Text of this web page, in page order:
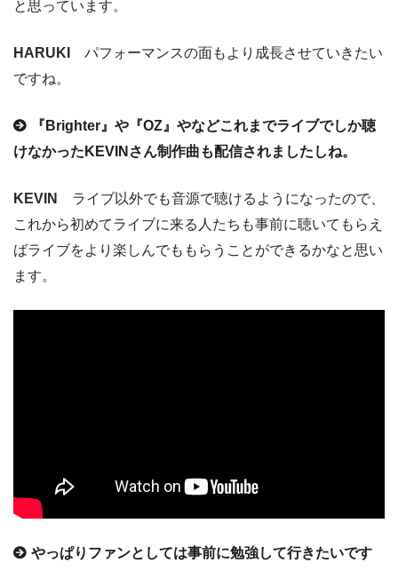
と思っています。
HARUKI
パフォーマンスの面もより成長させていきたい
ですね。
『Brighter』や『OZ』やなどこれまでライブでしか聴
けなかったKEVINさん制作曲も配信されましたしね。
KEVIN
ライブ以外でも音源で聴けるようになったので、
これから初めてライブに来る人たちも事前に聴いてもらえ
ばライブをより楽しんでももらうことができるかなと思い
ます。
やっぱりファンとしては事前に勉強して行きたいです